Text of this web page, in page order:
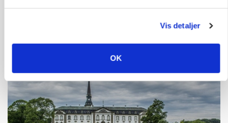
Vis detaljer
OK
MARKED
Grisenoteringen står stille